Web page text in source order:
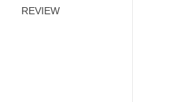
REVIEW